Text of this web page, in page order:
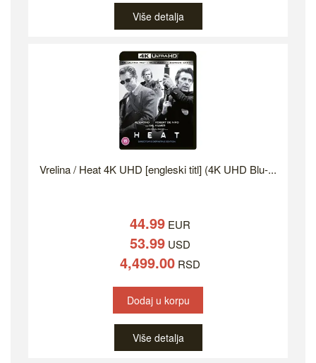
Više detalja
Vrelina / Heat 4K UHD [engleski titl] (4K UHD Blu-...
44.99EUR
53.99USD
4,499.00RSD
Dodaj u korpu
Više detalja